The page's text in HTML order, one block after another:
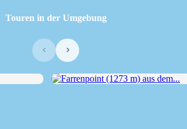
Touren in der Umgebung
‹ ›